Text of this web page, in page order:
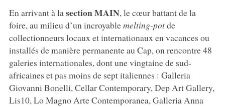
En arrivant à lasection MAIN, le cœur battant de la
foire, au milieu d’un incroyablemelting-potde
collectionneurs locaux et internationaux en vacances ou
installés de manière permanente au Cap, on rencontre 48
galeries internationales, dont une vingtaine de sud-
africaines et pas moins de sept italiennes : Galleria
Giovanni Bonelli, Cellar Contemporary, Dep Art Gallery,
Lis10, Lo Magno Arte Contemporanea, Galleria Anna